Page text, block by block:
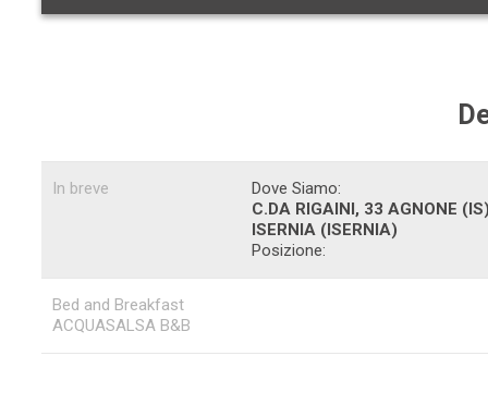
In breve
Dove Siamo:
C.DA RIGAINI, 33 AGNONE
ISERNIA(ISERNIA)
Posizione:
Bed and Breakfast
ACQUASALSA B&B